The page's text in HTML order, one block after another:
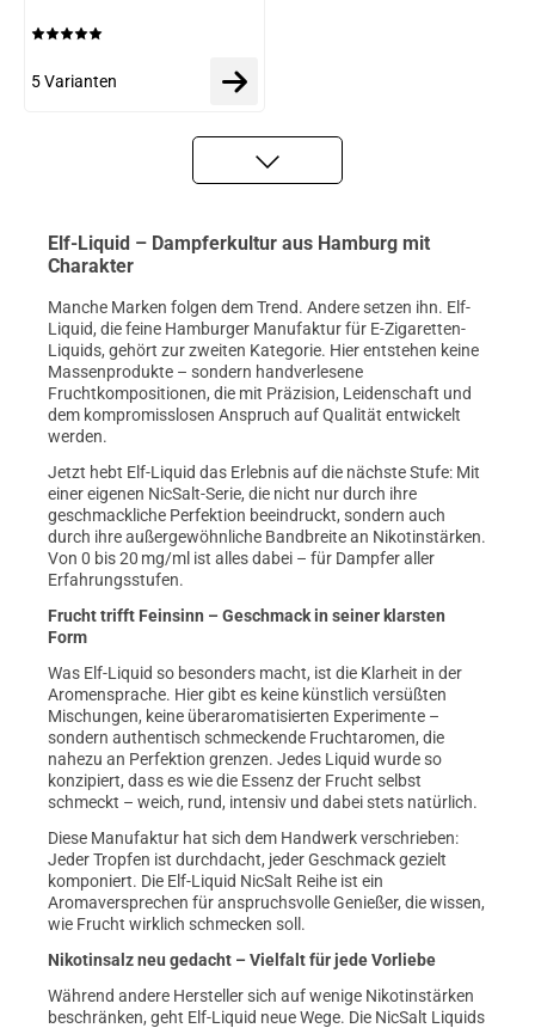
5 Varianten
Elf-Liquid – Dampferkultur aus Hamburg mit
Charakter
Manche Marken folgen dem Trend. Andere setzen ihn. Elf-
Liquid, die feine Hamburger Manufaktur für E-Zigaretten-
Liquids, gehört zur zweiten Kategorie. Hier entstehen keine
Massenprodukte – sondern handverlesene
Fruchtkompositionen, die mit Präzision, Leidenschaft und
dem kompromisslosen Anspruch auf Qualität entwickelt
werden.
Jetzt hebt Elf-Liquid das Erlebnis auf die nächste Stufe: Mit
einer eigenen NicSalt-Serie, die nicht nur durch ihre
geschmackliche Perfektion beeindruckt, sondern auch
durch ihre außergewöhnliche Bandbreite an Nikotinstärken.
Von 0 bis 20 mg/ml ist alles dabei – für Dampfer aller
Erfahrungsstufen.
Frucht trifft Feinsinn – Geschmack in seiner klarsten
Form
Was Elf-Liquid so besonders macht, ist die Klarheit in der
Aromensprache. Hier gibt es keine künstlich versüßten
Mischungen, keine überaromatisierten Experimente –
sondern authentisch schmeckende Fruchtaromen, die
nahezu an Perfektion grenzen. Jedes Liquid wurde so
konzipiert, dass es wie die Essenz der Frucht selbst
schmeckt – weich, rund, intensiv und dabei stets natürlich.
Diese Manufaktur hat sich dem Handwerk verschrieben:
Jeder Tropfen ist durchdacht, jeder Geschmack gezielt
komponiert. Die Elf-Liquid NicSalt Reihe ist ein
Aromaversprechen für anspruchsvolle Genießer, die wissen,
wie Frucht wirklich schmecken soll.
Nikotinsalz neu gedacht – Vielfalt für jede Vorliebe
Während andere Hersteller sich auf wenige Nikotinstärken
beschränken, geht Elf-Liquid neue Wege. Die NicSalt Liquids